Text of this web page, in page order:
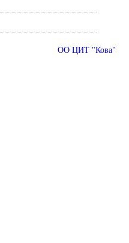
992 3422 6-74-28
поддержка ОО ЦИТ "Кова"